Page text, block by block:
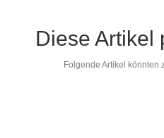
Diese Artikel
Folgende Artikel könnten